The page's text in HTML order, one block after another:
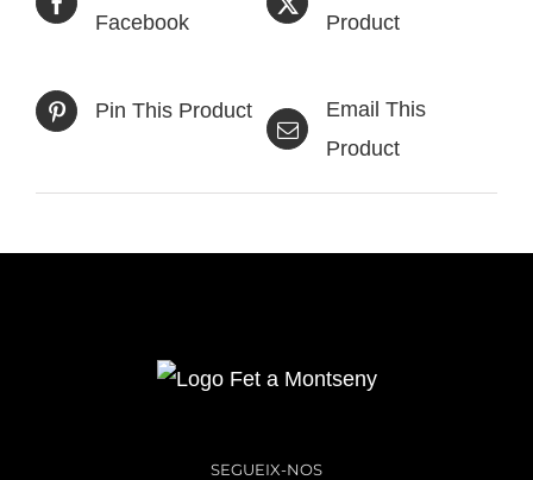
Facebook
Product
Pin This Product
Email This
Product
SEGUEIX-NOS